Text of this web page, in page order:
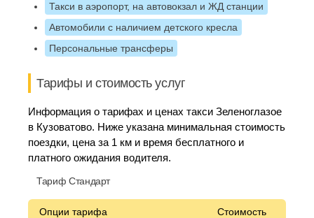
Такси в аэропорт, на автовокзал и ЖД станции
Автомобили с наличием детского кресла
Персональные трансферы
Тарифы и стоимость услуг
Информация о тарифах и ценах такси Зеленоглазое
в Кузоватово. Ниже указана минимальная стоимость
поездки, цена за 1 км и время бесплатного и
платного ожидания водителя.
Тариф Стандарт
Опции тарифа Стоимость